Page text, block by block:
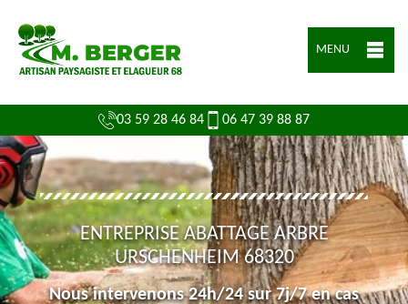
MENU
03 59 28 46 84 06 47 39 88 87
ENTREPRISE ABATTAGE ARBRE
URSCHENHEIM 68320
Nous intervenons 24h/24 sur 7j/7 en cas